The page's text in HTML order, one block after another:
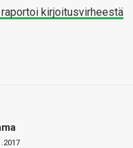
kirjoitusvirheestä